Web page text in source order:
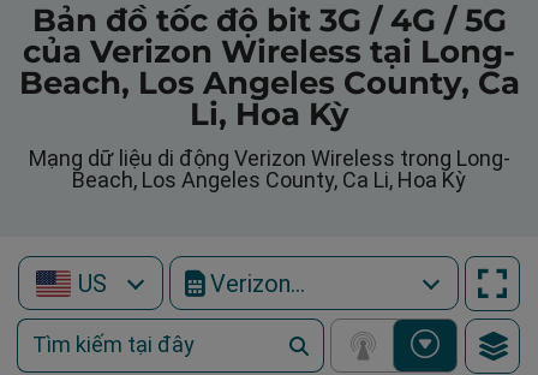
Bản đồ tốc độ bit 3G / 4G / 5G
của Verizon Wireless tại Long-
Beach, Los Angeles County, Ca
Li, Hoa Kỳ
Mạng dữ liệu di động Verizon Wireless trong Long-
Beach, Los Angeles County, Ca Li, Hoa Kỳ
US Verizon Wireless